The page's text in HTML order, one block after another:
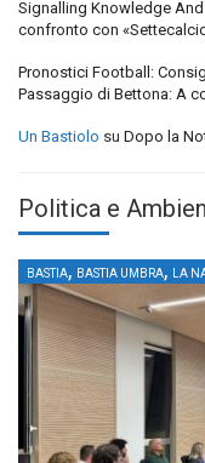
Signalling Knowledge
confronto con
Pronostici Football:
Passaggio di Bettona: A
Un Bastiolo su Dopo la
Politica e
BASTIA, BASTIA UMBRA, LA